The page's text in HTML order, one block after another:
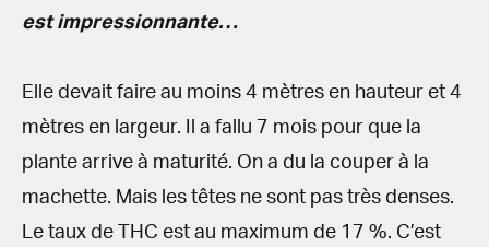
est impressionnante…
Elle devait faire au moins 4 mètres en hauteur et 4
mètres en largeur. Il a fallu 7 mois pour que la
plante arrive à maturité. On a du la couper à la
machette. Mais les têtes ne sont pas très denses.
Le taux de THC est au maximum de 17 %. C’est